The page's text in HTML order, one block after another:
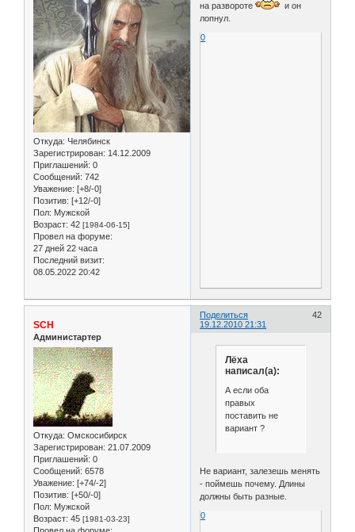
Откуда: Челябинск
Зарегистрирован: 14.12.2009
Приглашений: 0
Сообщений: 742
Уважение: [+8/-0]
Позитив: [+12/-0]
Пол: Мужской
Возраст: 42 [1984-06-15]
Провел на форуме:
27 дней 22 часа
Последний визит:
08.05.2022 20:42
на развороте
и он
лопнул.
0
Поделиться
42
19.12.2010 21:31
SCH
Администартер
Откуда: Омскосибирск
Зарегистрирован: 21.07.2009
Приглашений: 0
Сообщений: 6578
Уважение: [+74/-2]
Позитив: [+50/-0]
Пол: Мужской
Возраст: 45 [1981-03-23]
Провел на форуме:
Лёха
написал(а):
А если оба
правых
поставить не
вариант ?
Не вариант, залезешь менять
- поймешь почему. Длины
должны быть разные.
0